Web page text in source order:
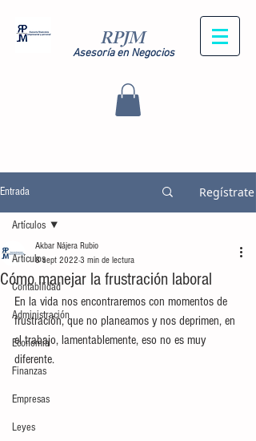
RPJM
Asesoría en Negocios
Entrada Regístrate
Artículos
Contabilidad
Administración
Economía
Finanzas
Empresas
Leyes
Artículos
Cómo manejar la frustración laboral
Akbar Nájera Rubio
8 sept 2022 3 min de lectura
En la vida nos encontraremos con momentos de
frustración, que no planeamos y nos deprimen, en
el trabajo, lamentablemente, eso no es muy
diferente.